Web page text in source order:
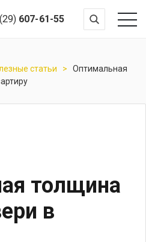
607-61-55
статьи
Оптимальная
толщина
в